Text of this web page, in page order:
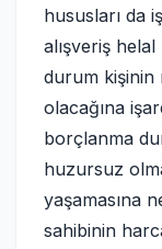
hususları da
alışveriş
durum kişinin
olacağına
borçlanma
huzursuz
yaşamasına
sahibinin